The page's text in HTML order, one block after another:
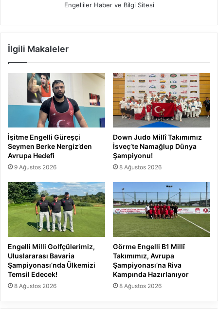
Engelliler Haber ve Bilgi Sitesi
İlgili Makaleler
İşitme Engelli Güreşçi
Seymen Berke Nergiz’den
Avrupa Hedefi
9 Ağustos 2026
Down Judo Millî Takımımız
İsveç’te Namağlup Dünya
Şampiyonu!
8 Ağustos 2026
Engelli Milli Golfçülerimiz,
Uluslararası Bavaria
Şampiyonası’nda Ülkemizi
Temsil Edecek!
8 Ağustos 2026
Görme Engelli B1 Millî
Takımımız, Avrupa
Şampiyonası’na Riva
Kampında Hazırlanıyor
8 Ağustos 2026